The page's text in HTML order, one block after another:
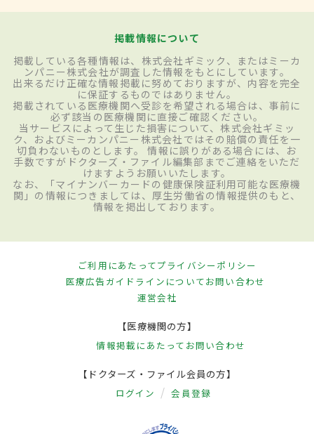
掲載情報について
掲載している各種情報は、株式会社ギミック、またはミーカ
ンパニー株式会社が調査した情報をもとにしています。
出来るだけ正確な情報掲載に努めておりますが、内容を完全
に保証するものではありません。
掲載されている医療機関へ受診を希望される場合は、事前に
必ず該当の医療機関に直接ご確認ください。
当サービスによって生じた損害について、株式会社ギミッ
ク、およびミーカンパニー株式会社ではその賠償の責任を一
切負わないものとします。 情報に誤りがある場合には、お
手数ですがドクターズ・ファイル編集部までご連絡をいただ
けますようお願いいたします。
なお、「マイナンバーカードの健康保険証利用可能な医療機
関」の情報につきましては、厚生労働省の情報提供のもと、
情報を掲出しております。
ご利用にあたってプライバシーポリシー
医療広告ガイドラインについてお問い合わせ
運営会社
【医療機関の方】
情報掲載にあたって お問い合わせ
【ドクターズ・ファイル会員の方】
ログイン 会員登録